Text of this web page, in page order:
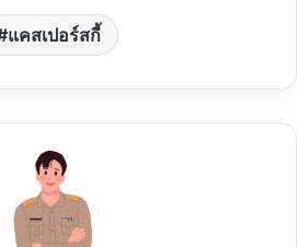
แคสเปอร์สกี้